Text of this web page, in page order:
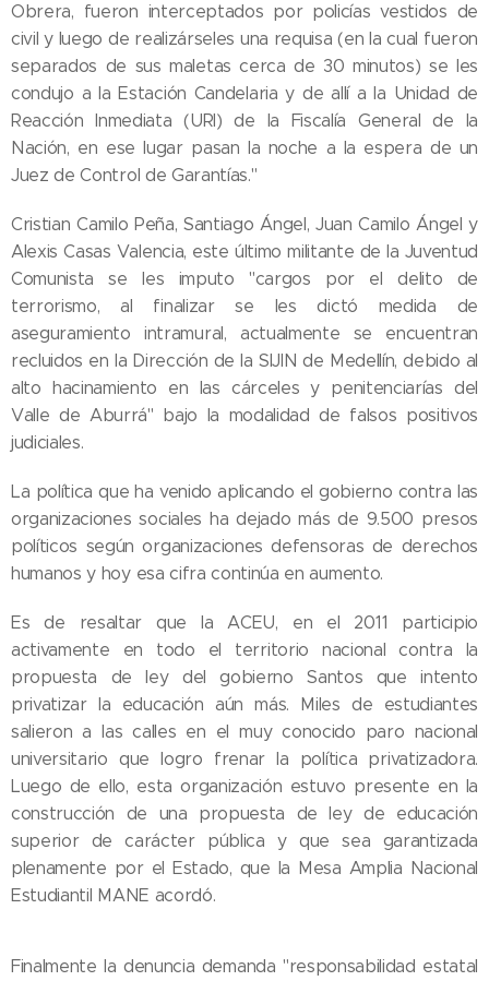
Obrera, fueron interceptados por policías vestidos de
civil y luego de realizárseles una requisa (en la cual fueron
separados de sus maletas cerca de 30 minutos) se les
condujo a la Estación Candelaria y de allí a la Unidad de
Reacción Inmediata (URI) de la Fiscalía General de la
Nación, en ese lugar pasan la noche a la espera de un
Juez de Control de Garantías."
Cristian Camilo Peña, Santiago Ángel, Juan Camilo Ángel y
Alexis Casas Valencia, este último militante de la Juventud
Comunista se les imputo "cargos por el delito de
terrorismo, al finalizar se les dictó medida de
aseguramiento intramural, actualmente se encuentran
recluidos en la Dirección de la SIJIN de Medellín, debido al
alto hacinamiento en las cárceles y penitenciarías del
Valle de Aburrá" bajo la modalidad de falsos positivos
judiciales.
La política que ha venido aplicando el gobierno contra las
organizaciones sociales ha dejado más de 9.500 presos
políticos según organizaciones defensoras de derechos
humanos y hoy esa cifra continúa en aumento.
Es de resaltar que la ACEU, en el 2011 participio
activamente en todo el territorio nacional contra la
propuesta de ley del gobierno Santos que intento
privatizar la educación aún más. Miles de estudiantes
salieron a las calles en el muy conocido paro nacional
universitario que logro frenar la política privatizadora.
Luego de ello, esta organización estuvo presente en la
construcción de una propuesta de ley de educación
superior de carácter pública y que sea garantizada
plenamente por el Estado, que la Mesa Amplia Nacional
Estudiantil MANE acordó.
Finalmente la denuncia demanda "responsabilidad estatal